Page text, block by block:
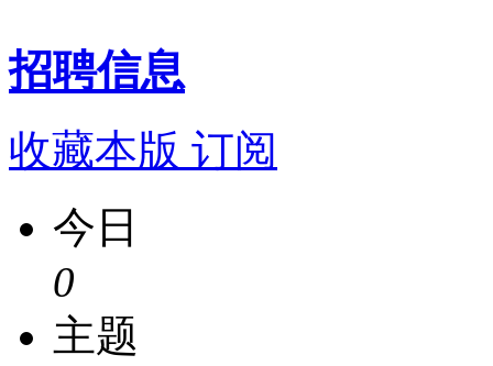
招聘信息
收藏本版 订阅
今日
0
主题